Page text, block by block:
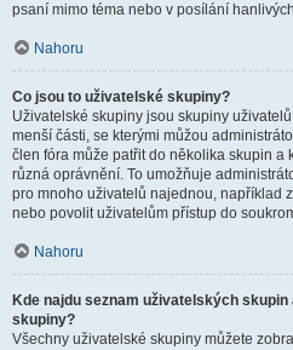
psaní mimo téma nebo v posílání
Nahoru
Co jsou to uživatelské skupiny?
Uživatelské skupiny jsou skupiny
menší části, se kterými můžou
člen fóra může patřit do několika skupin a
různá oprávnění. To umožňuje
pro mnoho uživatelů najednou, například
nebo povolit uživatelům přístup do
Nahoru
Kde najdu seznam uživatelských
skupiny?
Všechny uživatelské skupiny můžete